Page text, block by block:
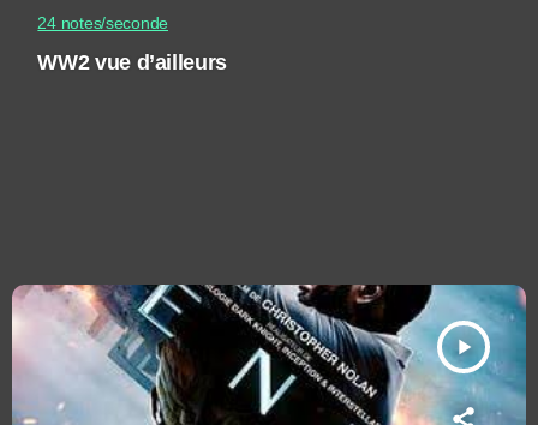
24 notes/seconde
WW2 vue d’ailleurs
play_arrow